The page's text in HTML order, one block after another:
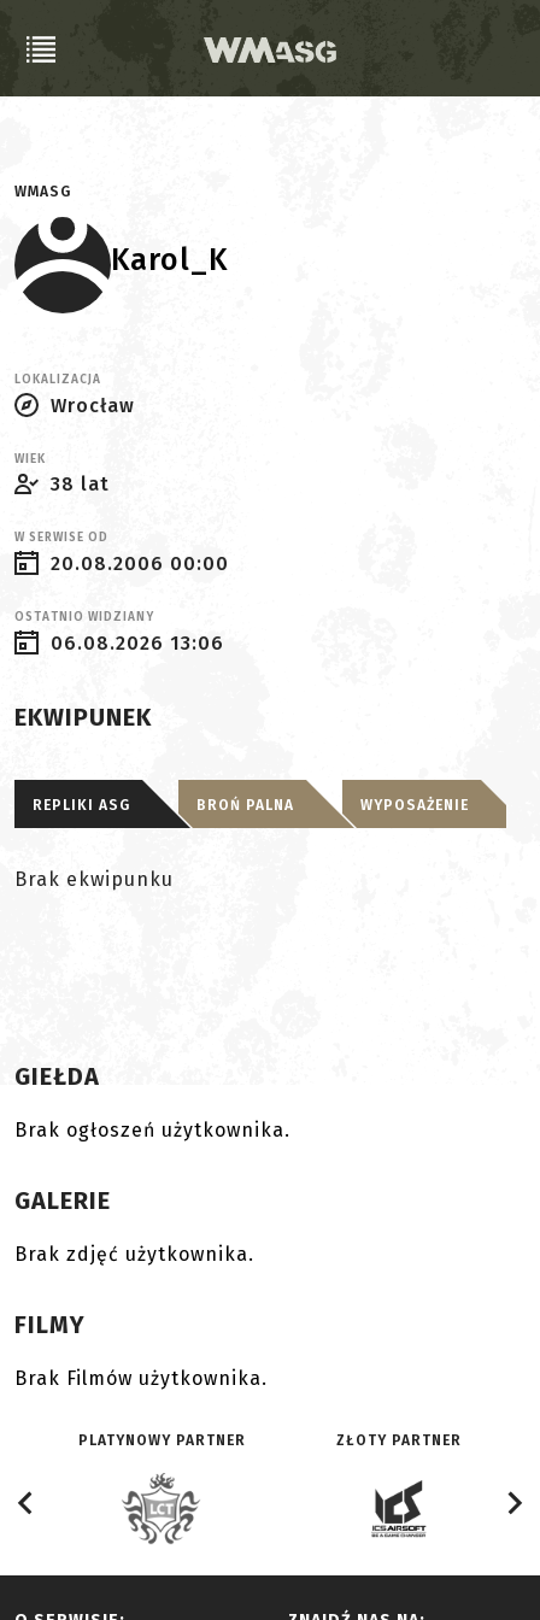
WMASG
Karol_K
LOKALIZACJA
Wrocław
WIEK
38 lat
W SERWISE OD
20.08.2006 00:00
OSTATNIO WIDZIANY
06.08.2026 13:06
EKWIPUNEK
REPLIKI ASG BROŃ PALNA WYPOSAŻENIE
Brak ekwipunku
GIEŁDA
Brak ogłoszeń użytkownika.
GALERIE
Brak zdjęć użytkownika.
FILMY
Brak Filmów użytkownika.
PLATYNOWY PARTNER ZŁOTY PARTNER